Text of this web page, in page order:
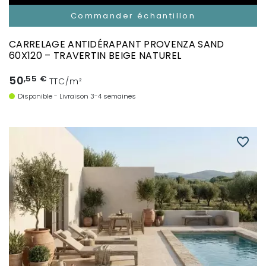
Commander échantillon
CARRELAGE ANTIDÉRAPANT PROVENZA SAND
60X120 – TRAVERTIN BEIGE NATUREL
50,55 € TTC/m²
Disponible - Livraison 3-4 semaines
favorite_border